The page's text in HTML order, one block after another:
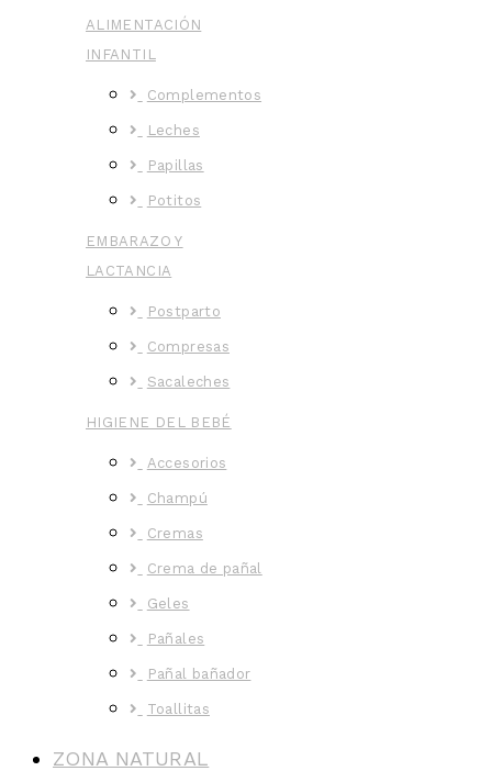
ALIMENTACIÓN
INFANTIL
Complementos
Leches
Papillas
Potitos
EMBARAZO Y
LACTANCIA
Postparto
Compresas
Sacaleches
HIGIENE DEL BEBÉ
Accesorios
Champú
Cremas
Crema de pañal
Geles
Pañales
Pañal bañador
Toallitas
ZONA NATURAL